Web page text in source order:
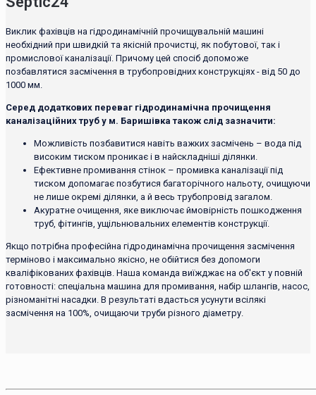
Виклик фахівців на гідродинамічній прочищувальній машині
необхідний при швидкій та якісній прочистці, як побутової, так і
промислової каналізації. Причому цей спосіб допоможе
позбавлятися засмічення в трубопровідних конструкціях - від 50 до
1000 мм.
Серед додаткових переваг гідродинамічна прочищення
каналізаційних труб у м. Баришівка також слід зазначити:
Можливість позбавитися навіть важких засмічень – вода під
високим тиском проникає і в найскладніші ділянки.
Ефективне промивання стінок – промивка каналізації під
тиском допомагає позбутися багаторічного нальоту, очищуючи
не лише окремі ділянки, а й весь трубопровід загалом.
Акуратне очищення, яке виключає ймовірність пошкодження
труб, фітингів, ущільнювальних елементів конструкції.
Якщо потрібна професійна гідродинамічна прочищення засмічення
терміново і максимально якісно, ​​не обійтися без допомоги
кваліфікованих фахівців. Наша команда виїжджає на об'єкт у повній
готовності: спеціальна машина для промивання, набір шлангів, насос,
різноманітні насадки. В результаті вдасться усунути всілякі
засмічення на 100%, очищаючи труби різного діаметру.